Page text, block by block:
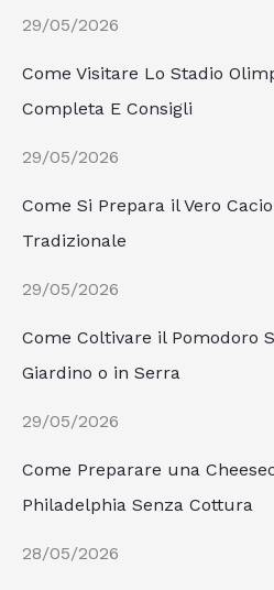
29/05/2026
Come Visitare Lo Stadio
Completa E Consigli
29/05/2026
Come Si Prepara il Vero
Tradizionale
29/05/2026
Come Coltivare il Pomodoro
Giardino o in Serra
29/05/2026
Come Preparare una
Philadelphia Senza Cottura
28/05/2026